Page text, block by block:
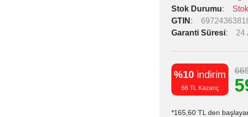
Stok Durumu
GTIN
Garanti Süresi
24
%10 indirim
66 TL Kazanç
*165,60 TL den